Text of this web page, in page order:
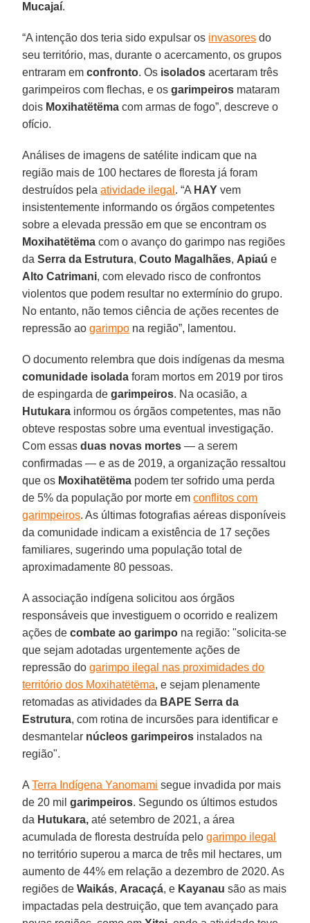
Mucajaí.
“A intenção dos teria sido expulsar os invasores do
seu território, mas, durante o acercamento, os grupos
entraram emconfronto. Os isolados acertaram três
garimpeiros com flechas, e osgarimpeiros mataram
dois Moxihatëtëma com armas de fogo”, descreve o
ofício.
Análises de imagens de satélite indicam que na
região mais de 100 hectares de floresta já foram
destruídos pelaatividade ilegal . “A HAY vem
insistentemente informando os órgãos competentes
sobre a elevada pressão em que se encontram os
Moxihatëtëma com o avanço do garimpo nas regiões
daSerra da Estrutura,Couto Magalhães, Apiaú e
Alto Catrimani, com elevado risco de confrontos
violentos que podem resultar no extermínio do grupo.
No entanto, não temos ciência de ações recentes de
repressão aogarimpo na região”, lamentou.
O documento relembra que dois indígenas da mesma
comunidade isolada foram mortos em 2019 por tiros
de espingarda degarimpeiros. Na ocasião, a
Hutukara informou os órgãos competentes, mas não
obteve respostas sobre uma eventual investigação.
Com essasduas novas mortes — a serem
confirmadas — e as de 2019, a organização ressaltou
que os Moxihatëtëma podem ter sofrido uma perda
de 5% da população por morte emconflitos com
garimpeiros. As últimas fotografias aéreas disponíveis
da comunidade indicam a existência de 17 seções
familiares, sugerindo uma população total de
aproximadamente 80 pessoas.
A associação indígena solicitou aos órgãos
responsáveis que investiguem o ocorrido e realizem
ações decombate ao garimpo na região: "solicita-se
que sejam adotadas urgentemente ações de
repressão dogarimpo ilegal nas proximidades do
território dos Moxihatëtëma, e sejam plenamente
retomadas as atividades da BAPE Serra da
Estrutura, com rotina de incursões para identificar e
desmantelar núcleos garimpeiros instalados na
região".
ATerra Indígena Yanomami segue invadida por mais
de 20 milgarimpeiros. Segundo os últimos estudos
da Hutukara, até setembro de 2021, a área
acumulada de floresta destruída pelogarimpo ilegal
no território superou a marca de três mil hectares, um
aumento de 44% em relação a dezembro de 2020. As
regiões deWaikás, Aracaçá, e Kayanau são as mais
impactadas pela destruição, que tem avançado para